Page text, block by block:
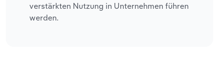
verstärkten Nutzung in Unternehmen führen
werden.